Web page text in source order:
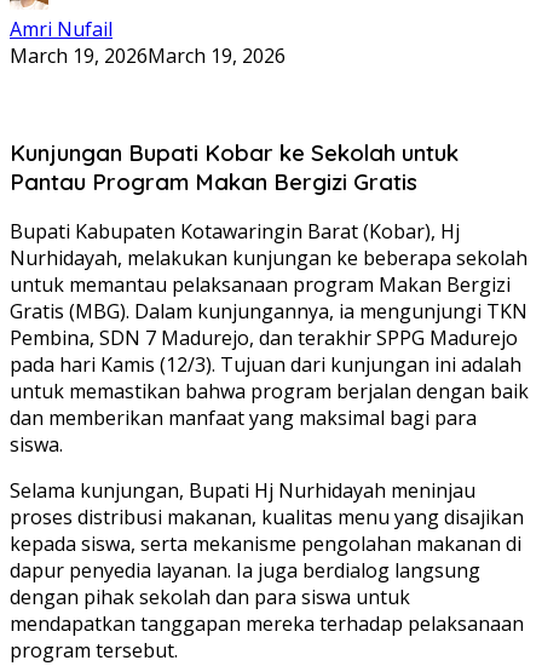
Amri Nufail
March 19, 2026March 19, 2026
Kunjungan Bupati Kobar ke Sekolah untuk
Pantau Program Makan Bergizi Gratis
Bupati Kabupaten Kotawaringin Barat (Kobar), Hj
Nurhidayah, melakukan kunjungan ke beberapa sekolah
untuk memantau pelaksanaan program Makan Bergizi
Gratis (MBG). Dalam kunjungannya, ia mengunjungi TKN
Pembina, SDN 7 Madurejo, dan terakhir SPPG Madurejo
pada hari Kamis (12/3). Tujuan dari kunjungan ini adalah
untuk memastikan bahwa program berjalan dengan baik
dan memberikan manfaat yang maksimal bagi para
siswa.
Selama kunjungan, Bupati Hj Nurhidayah meninjau
proses distribusi makanan, kualitas menu yang disajikan
kepada siswa, serta mekanisme pengolahan makanan di
dapur penyedia layanan. Ia juga berdialog langsung
dengan pihak sekolah dan para siswa untuk
mendapatkan tanggapan mereka terhadap pelaksanaan
program tersebut.